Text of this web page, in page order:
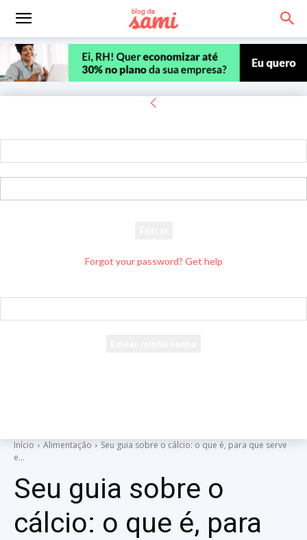
Forgot your password? Get help
Início Alimentação
Seu guia sobre o cálcio: o que é, para que serve
e...
Seu guia sobre o
cálcio: o que é, para